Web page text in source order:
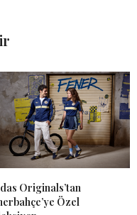
Originals’tan
Özel